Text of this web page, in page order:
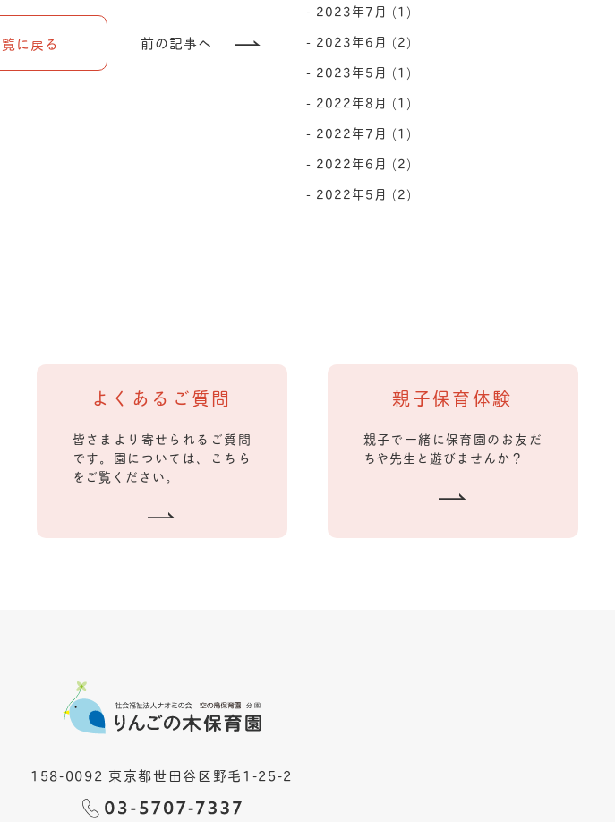
に戻る 前の記事へ
2023年7月 (1)
2023年6月 (2)
2023年5月 (1)
2022年8月 (1)
2022年7月 (1)
2022年6月 (2)
2022年5月 (2)
よくあるご質問
皆さまより寄せられるご質問
です。園については、こちら
をご覧ください。
親子保育体験
親子で一緒に保育園のお友だ
ちや先生と遊びませんか？
158-0092 東京都世田谷区野毛1-25-2